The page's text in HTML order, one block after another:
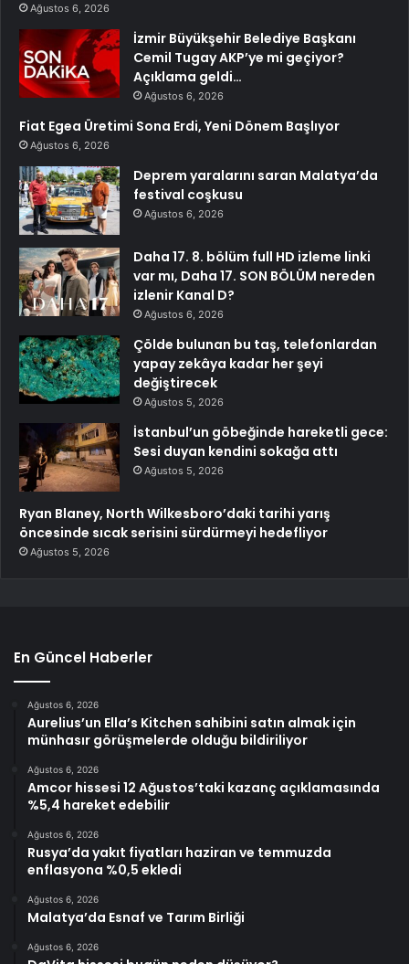
Ağustos 6, 2026
İzmir Büyükşehir Belediye Başkanı
Cemil Tugay AKP’ye mi geçiyor?
Açıklama geldi…
Ağustos 6, 2026
Fiat Egea Üretimi Sona Erdi, Yeni Dönem Başlıyor
Ağustos 6, 2026
Deprem yaralarını saran Malatya’da
festival coşkusu
Ağustos 6, 2026
Daha 17. 8. bölüm full HD izleme linki
var mı, Daha 17. SON BÖLÜM nereden
izlenir Kanal D?
Ağustos 6, 2026
Çölde bulunan bu taş, telefonlardan
yapay zekâya kadar her şeyi
değiştirecek
Ağustos 5, 2026
İstanbul’un göbeğinde hareketli gece:
Sesi duyan kendini sokağa attı
Ağustos 5, 2026
Ryan Blaney, North Wilkesboro’daki tarihi yarış
öncesinde sıcak serisini sürdürmeyi hedefliyor
Ağustos 5, 2026
En Güncel Haberler
Ağustos 6, 2026
Aurelius’un Ella’s Kitchen sahibini satın almak için
münhasır görüşmelerde olduğu bildiriliyor
Ağustos 6, 2026
Amcor hissesi 12 Ağustos’taki kazanç açıklamasında
%5,4 hareket edebilir
Ağustos 6, 2026
Rusya’da yakıt fiyatları haziran ve temmuzda
enflasyona %0,5 ekledi
Ağustos 6, 2026
Malatya’da Esnaf ve Tarım Birliği
Ağustos 6, 2026